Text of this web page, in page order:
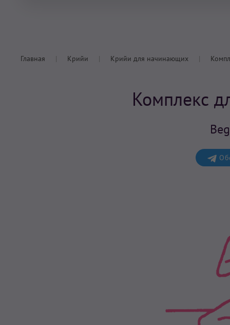
Главная Крийи Крийи для начинающих
Комплекс